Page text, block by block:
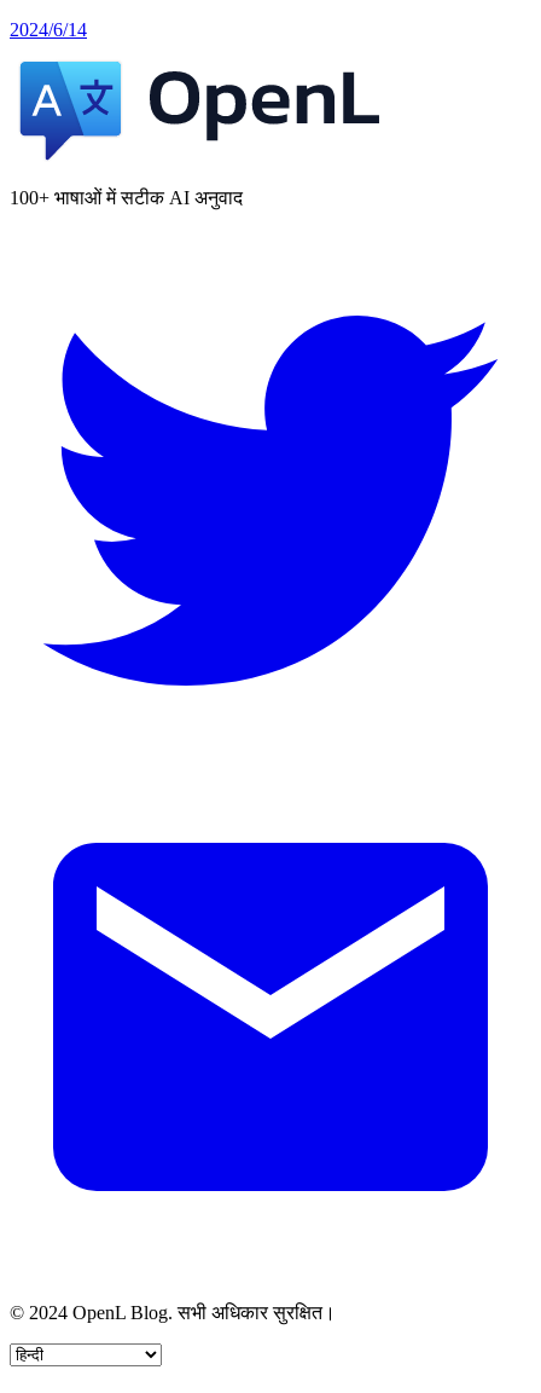
2024/6/14
100+ भाषाओं में सटीक AI अनुवाद
© 2024 OpenL Blog. सभी अधिकार सुरक्षित।